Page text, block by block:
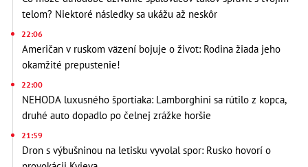
telom? Niektoré následky sa ukážu až neskôr
22:06
Američan v ruskom väzení bojuje o život: Rodina žiada jeho
okamžité prepustenie!
22:00
NEHODA luxusného športiaka: Lamborghini sa rútilo z kopca,
druhé auto dopadlo po čelnej zrážke horšie
21:59
Dron s výbušninou na letisku vyvolal spor: Rusko hovorí o